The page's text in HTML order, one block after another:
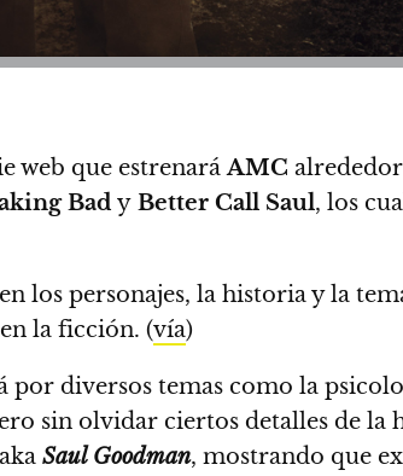
web que estrenaráAMC
Bad y Better Call Saul, los
los personajes, la historia y la
la ficción. (vía)
por diversos temas como la
sin olvidar ciertos detalles de
aka Saul Goodman, mostrando que